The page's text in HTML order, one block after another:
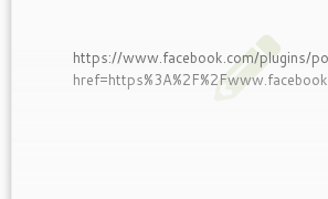
https://www.facebook.com/plugins/